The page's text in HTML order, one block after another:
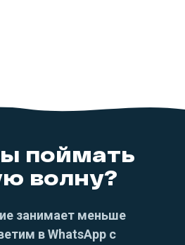
занимает меньше
в WhatsApp с
поймать
волну?